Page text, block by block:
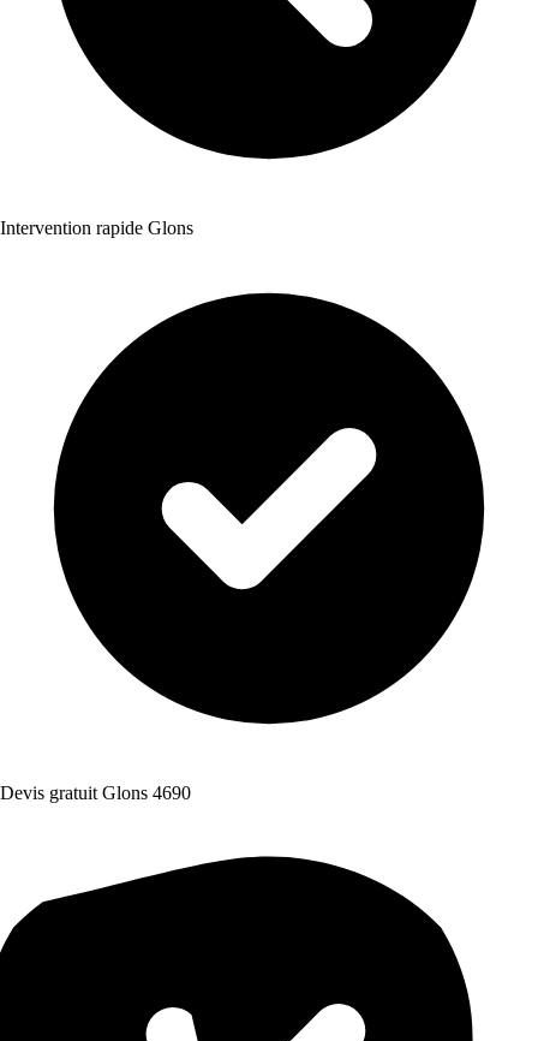
Intervention rapide Glons
Devis gratuit Glons 4690